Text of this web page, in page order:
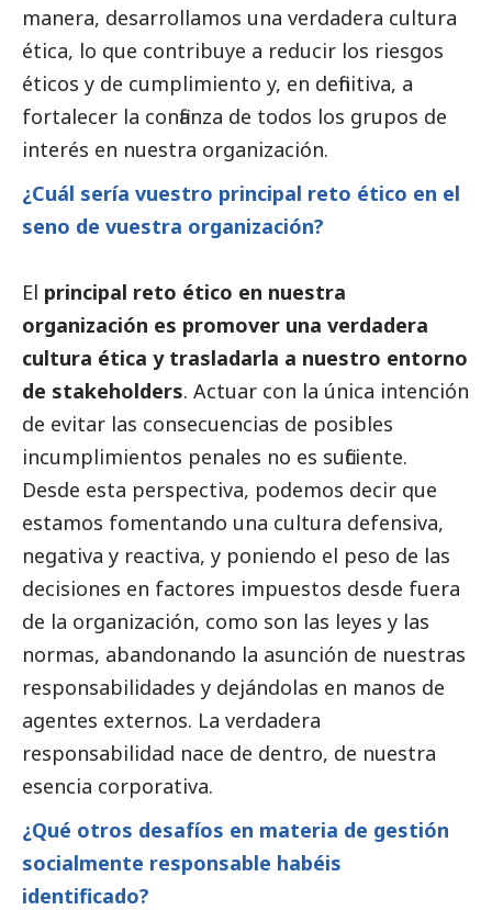
manera, desarrollamos una verdadera cultura
ética, lo que contribuye a reducir los riesgos
éticos y de cumplimiento y, en definitiva, a
fortalecer la confianza de todos los grupos de
interés en nuestra organización.
¿Cuál sería vuestro principal reto ético en el
seno de vuestra organización?
El principal reto ético en nuestra
organización es promover una verdadera
cultura ética y trasladarla a nuestro entorno
de stakeholders. Actuar con la única intención
de evitar las consecuencias de posibles
incumplimientos penales no es suficiente.
Desde esta perspectiva, podemos decir que
estamos fomentando una cultura defensiva,
negativa y reactiva, y poniendo el peso de las
decisiones en factores impuestos desde fuera
de la organización, como son las leyes y las
normas, abandonando la asunción de nuestras
responsabilidades y dejándolas en manos de
agentes externos. La verdadera
responsabilidad nace de dentro, de nuestra
esencia corporativa.
¿Qué otros desafíos en materia de gestión
socialmente responsable habéis
identificado?